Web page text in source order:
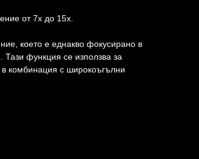
от 7x до 15x.
което е еднакво фокусирано в
функция се използва за
комбинация с широкоъгълни